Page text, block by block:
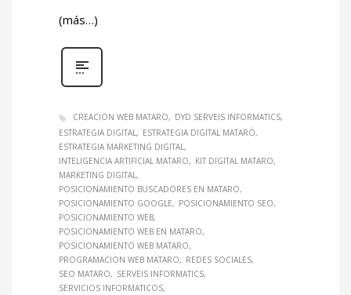
(más…)
CREACION WEB MATARO
DYD SERVEIS INFORMATICS
ESTRATEGIA DIGITAL
ESTRATEGIA DIGITAL MATARÓ
ESTRATEGIA MARKETING DIGITAL
INTELIGENCIA ARTIFICIAL MATARO
KIT DIGITAL MATARO
MARKETING DIGITAL
POSICIONAMIENTO BUSCADORES EN MATARO
POSICIONAMIENTO GOOGLE
POSICIONAMIENTO SEO
POSICIONAMIENTO WEB
POSICIONAMIENTO WEB EN MATARO
POSICIONAMIENTO WEB MATARO
PROGRAMACION WEB MATARO
REDES SOCIALES
SEO MATARO
SERVEIS INFORMATICS
SERVICIOS INFORMATICOS